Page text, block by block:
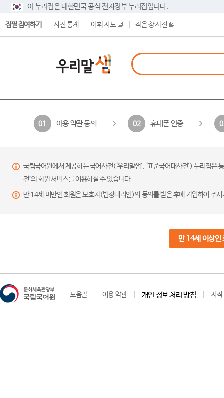
이 누리집은 대한민국 공식 전자정부 누리집입니다.
집필 참여하기 사전 통계 어휘 지도 작은 창 사전
01 이용 약관 동의 02 휴대폰 인증
국립국어원에서 제공하는 국어사전(‘우리말샘’, ‘표준국어대사전’) 누리집
전’의 회원 서비스를 이용하실 수 있습니다.
만 14세 미만인 회원은 보호자(법정대리인)의 동의를 받은 후에 가입하여 주
만 14세 이상인
도움말 이용 약관 개인 정보 처리 방침 저